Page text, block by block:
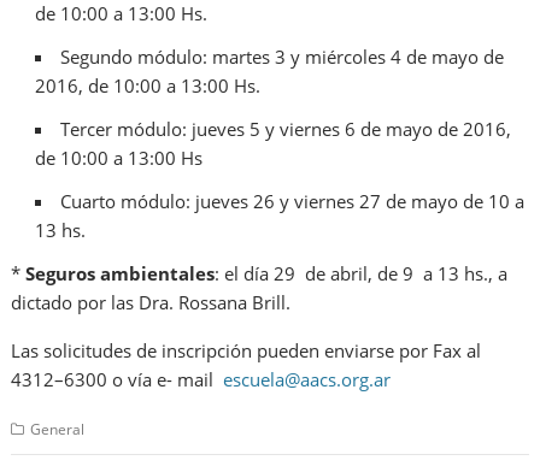
de 10:00 a 13:00 Hs.
Segundo módulo: martes 3 y miércoles 4 de mayo de
2016, de 10:00 a 13:00 Hs.
Tercer módulo: jueves 5 y viernes 6 de mayo de 2016,
de 10:00 a 13:00 Hs
Cuarto módulo: jueves 26 y viernes 27 de mayo de 10 a
13 hs.
*Seguros ambientales: el día 29 de abril, de 9 a 13 hs., a
dictado por las Dra. Rossana Brill.
Las solicitudes de inscripción pueden enviarse por Fax al
4312–6300 o vía e- mailescuela@aacs.org.ar
General